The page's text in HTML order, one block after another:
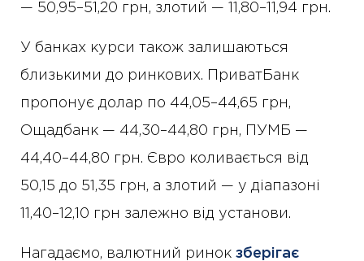
— 50,95–51,20 грн, злотий — 11,80–11,94 грн.
У банках курси також залишаються
близькими до ринкових. ПриватБанк
пропонує долар по 44,05–44,65 грн,
Ощадбанк — 44,30–44,80 грн, ПУМБ —
44,40–44,80 грн. Євро коливається від
50,15 до 51,35 грн, а злотий — у діапазоні
11,40–12,10 грн залежно від установи.
Нагадаємо, валютний ринок зберігає